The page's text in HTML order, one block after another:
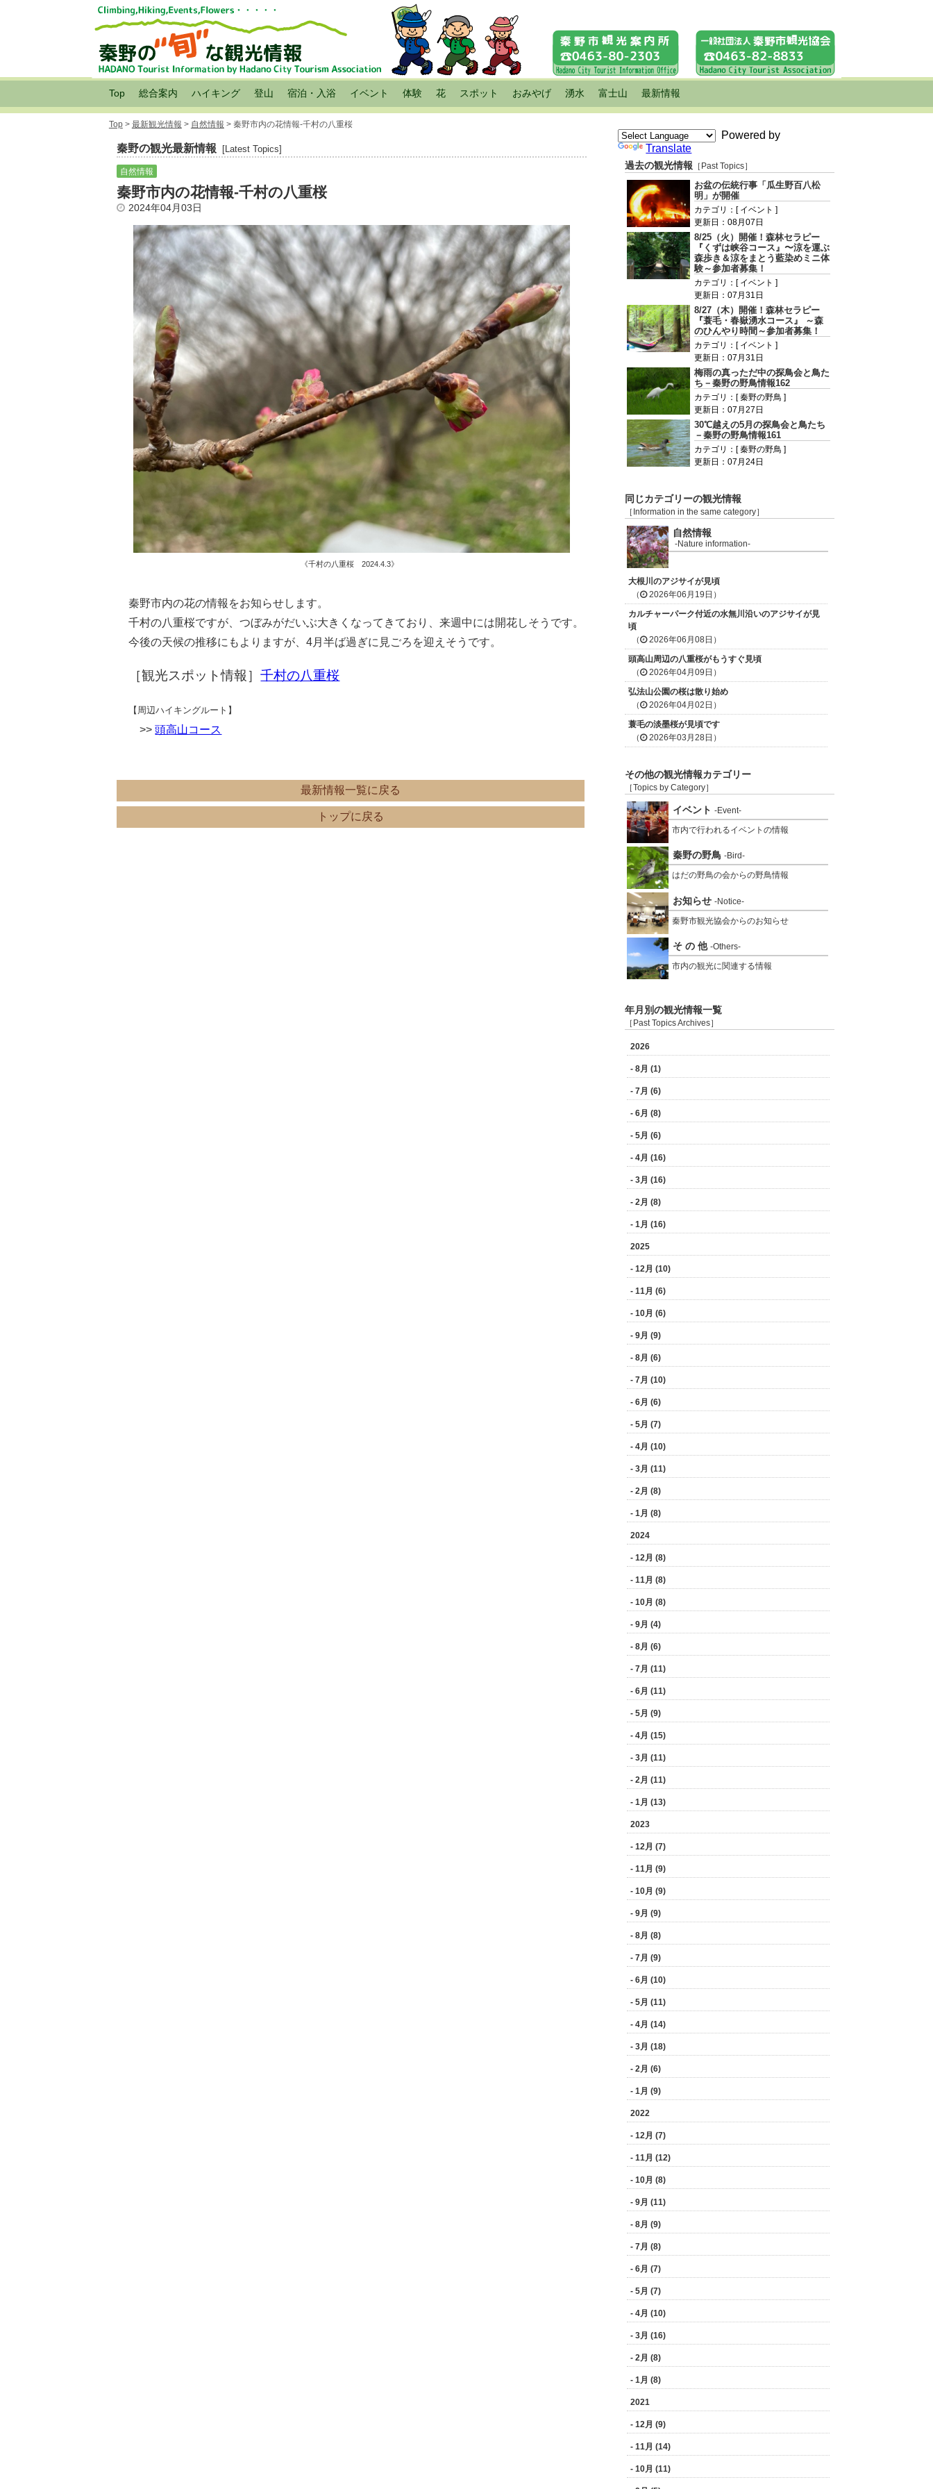
Top 総合案内 ハイキング 登山 宿泊・入浴 イベント 体験 花 スポット おみやげ 湧水 富士山 最新情報
Top> 最新観光情報 > 自然情報 > 秦野市内の花情報-千村の八重桜
秦野の観光最新情報 [Latest Topics]
自然情報
秦野市内の花情報-千村の八重桜
2024年04月03日
《千村の八重桜 2024.4.3》
秦野市内の花の情報をお知らせします。
千村の八重桜ですが、つぼみがだいぶ大きくなってきており、来週中には開花しそうです。
今後の天候の推移にもよりますが、4月半ば過ぎに見ごろを迎えそうです。
［観光スポット情報］千村の八重桜
【周辺ハイキングルート】
>>頭高山コース
最新情報一覧に戻る
トップに戻る
Powered by
Translate
過去の観光情報 ［Past Topics］
お盆の伝統行事「瓜生野百八松
明」が開催
カテゴリ：[ イベント ]
更新日：08月07日
8/25（火）開催！森林セラピー
『くずは峡谷コース』〜涼を運ぶ
森歩き＆涼をまとう藍染めミニ体
験～参加者募集！
カテゴリ：[ イベント ]
更新日：07月31日
8/27（木）開催！森林セラピー
『蓑毛・春嶽湧水コース』 ～森
のひんやり時間～参加者募集！
カテゴリ：[ イベント ]
更新日：07月31日
梅雨の真っただ中の探鳥会と鳥た
ち－秦野の野鳥情報162
カテゴリ：[ 秦野の野鳥 ]
更新日：07月27日
30℃越えの5月の探鳥会と鳥たち
－秦野の野鳥情報161
カテゴリ：[ 秦野の野鳥 ]
更新日：07月24日
同じカテゴリーの観光情報
［Information in the same category］
自然情報
-Nature information-
大根川のアジサイが見頃
（
2026年06月19日）
カルチャーパーク付近の水無川沿いのアジサイが見
頃
（
2026年06月08日）
頭高山周辺の八重桜がもうすぐ見頃
（
2026年04月09日）
弘法山公園の桜は散り始め
（
2026年04月02日）
蓑毛の淡墨桜が見頃です
（
2026年03月28日）
その他の観光情報カテゴリー
［Topics by Category］
イベント-Event-
市内で行われるイベントの情報
秦野の野鳥-Bird-
はだの野鳥の会からの野鳥情報
お知らせ-Notice-
秦野市観光協会からのお知らせ
そ の 他-Others-
市内の観光に関連する情報
年月別の観光情報一覧
［Past Topics Archives］
2026
- 8月 (1)
- 7月 (6)
- 6月 (8)
- 5月 (6)
- 4月 (16)
- 3月 (16)
- 2月 (8)
- 1月 (16)
2025
- 12月 (10)
- 11月 (6)
- 10月 (6)
- 9月 (9)
- 8月 (6)
- 7月 (10)
- 6月 (6)
- 5月 (7)
- 4月 (10)
- 3月 (11)
- 2月 (8)
- 1月 (8)
2024
- 12月 (8)
- 11月 (8)
- 10月 (8)
- 9月 (4)
- 8月 (6)
- 7月 (11)
- 6月 (11)
- 5月 (9)
- 4月 (15)
- 3月 (11)
- 2月 (11)
- 1月 (13)
2023
- 12月 (7)
- 11月 (9)
- 10月 (9)
- 9月 (9)
- 8月 (8)
- 7月 (9)
- 6月 (10)
- 5月 (11)
- 4月 (14)
- 3月 (18)
- 2月 (6)
- 1月 (9)
2022
- 12月 (7)
- 11月 (12)
- 10月 (8)
- 9月 (11)
- 8月 (9)
- 7月 (8)
- 6月 (7)
- 5月 (7)
- 4月 (10)
- 3月 (16)
- 2月 (8)
- 1月 (8)
2021
- 12月 (9)
- 11月 (14)
- 10月 (11)